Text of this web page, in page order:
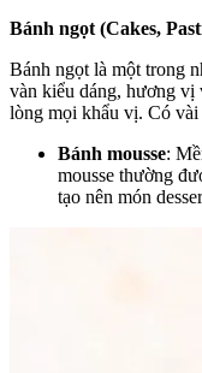
Bánh ngọt (Cakes,
Bánh ngọt là một trong
vàn kiểu dáng, hương vị
lòng mọi khẩu vị. Có
Bánh mousse:
mousse thường
tạo nên món